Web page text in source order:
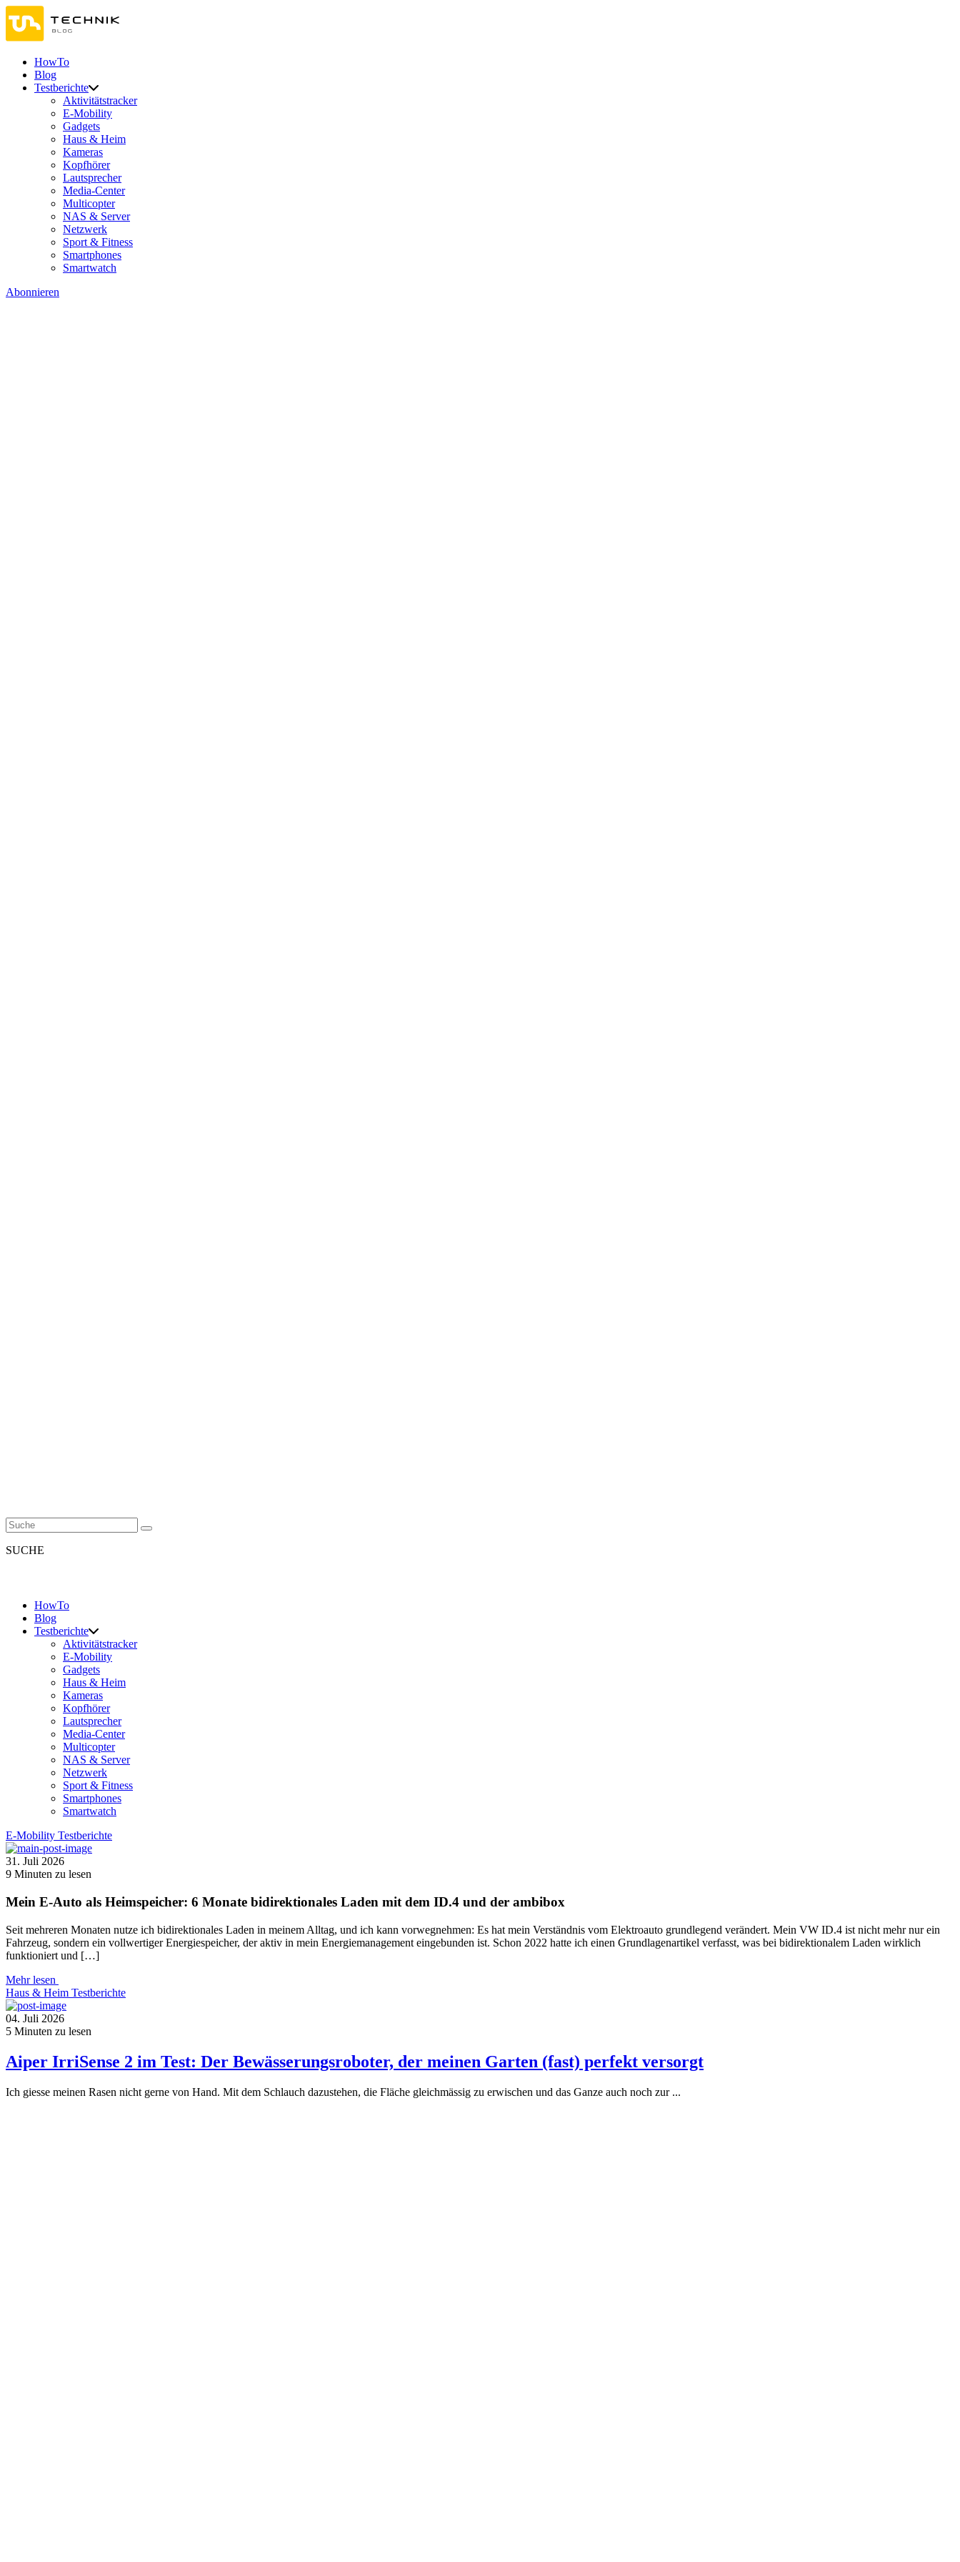
HowTo
Blog
Testberichte
Aktivitätstracker
E-Mobility
Gadgets
Haus & Heim
Kameras
Kopfhörer
Lautsprecher
Media-Center
Multicopter
NAS & Server
Netzwerk
Sport & Fitness
Smartphones
Smartwatch
Abonnieren
SUCHE
HowTo
Blog
Testberichte
Aktivitätstracker
E-Mobility
Gadgets
Haus & Heim
Kameras
Kopfhörer
Lautsprecher
Media-Center
Multicopter
NAS & Server
Netzwerk
Sport & Fitness
Smartphones
Smartwatch
E-Mobility Testberichte
31. Juli 2026
9 Minuten zu lesen
Mein E-Auto als Heimspeicher: 6 Monate bidirektionales Laden mit dem ID.4 und der ambibox
Seit mehreren Monaten nutze ich bidirektionales Laden in meinem Alltag, und ich kann vorwegnehmen: Es hat mein Verständnis vom Elektroauto grundlegend verändert. Mein VW ID.4 ist nicht mehr nur ein
Fahrzeug, sondern ein vollwertiger Energiespeicher, der aktiv in mein Energiemanagement eingebunden ist. Schon 2022 hatte ich einen Grundlagenartikel verfasst, was bei bidirektionalem Laden wirklich
funktioniert und […]
Mehr lesen
Haus & Heim Testberichte
04. Juli 2026
5 Minuten zu lesen
Aiper IrriSense 2 im Test: Der Bewässerungsroboter, der meinen Garten (fast) perfekt versorgt
Ich giesse meinen Rasen nicht gerne von Hand. Mit dem Schlauch dazustehen, die Fläche gleichmässig zu erwischen und das Ganze auch noch zur ...